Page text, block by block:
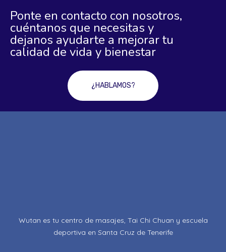
Ponte en contacto con nosotros,
cuéntanos que necesitas y
dejanos ayudarte a mejorar tu
calidad de vida y bienestar
¿HABLAMOS?
Wutan es tu centro de masajes, Tai Chi Chuan y escuela
deportiva en Santa Cruz de Tenerife